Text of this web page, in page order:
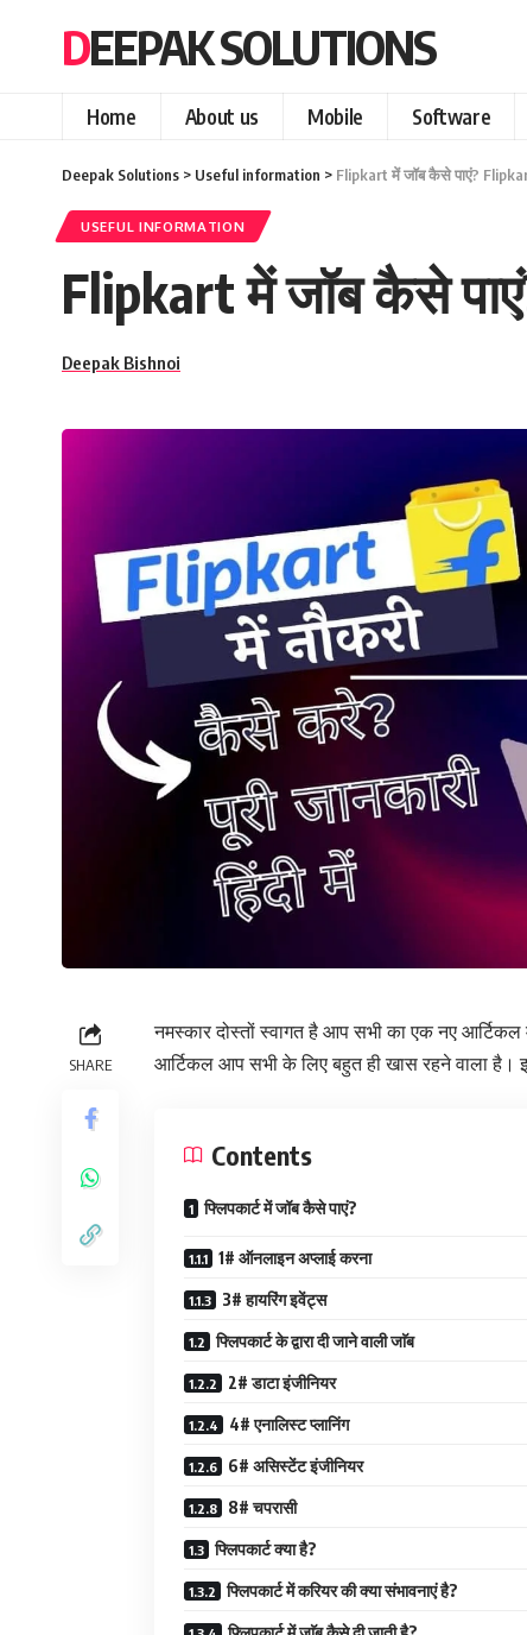
DEEPAK SOLUTIONS
Home About us Mobile Software
Deepak Solutions > Useful information > Flipkart में जॉब कैसे पाएं?
USEFUL INFORMATION
Flipkart में जॉब कैसे
Deepak Bishnoi
SHARE
नमस्कार दोस्तों स्वागत है आप सभी का एक नए
आर्टिकल आप सभी के लिए बहुत ही खास रहने वाला है।
Contents
फ्लिपकार्ट में जॉब कैसे पाएं?
1# ऑनलाइन अप्लाई करना
3# हायरिंग इवेंट्स
फ्लिपकार्ट के द्वारा दी जाने वाली जाॅब
2# डाटा इंजीनियर
4# एनालिस्ट प्लानिंग
6# असिस्टेंट इंजीनियर
8# चपरासी
फ्लिपकार्ट क्या है?
फ्लिपकार्ट में करियर की क्या संभावनाएं है?